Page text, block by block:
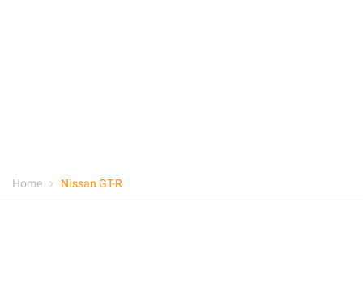
Home Nissan GT-R